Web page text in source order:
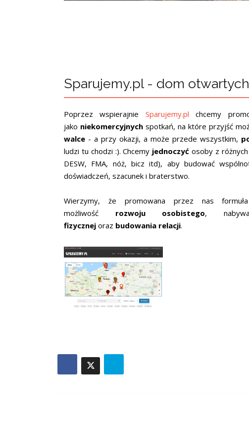
Sparujemy.pl - dom
Poprzez wspierajnie Sparujemy.pl chcemy
jako niekomercyjnychspotkań, na które przyjść
walce - a przy okazji, a może przede wszystkim,
ludzi tu chodzi :). Chcemy jednoczyć osoby z
DESW, FMA, nóż, bicz itd), aby budować
doświadczeń, szacunek i braterstwo.
Wierzymy, że promowana przez nas
możliwość rozwoju osobistego,
fizycznej oraz budowania relacji.